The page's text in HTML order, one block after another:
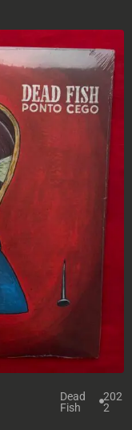
Dead
Fish
202
2